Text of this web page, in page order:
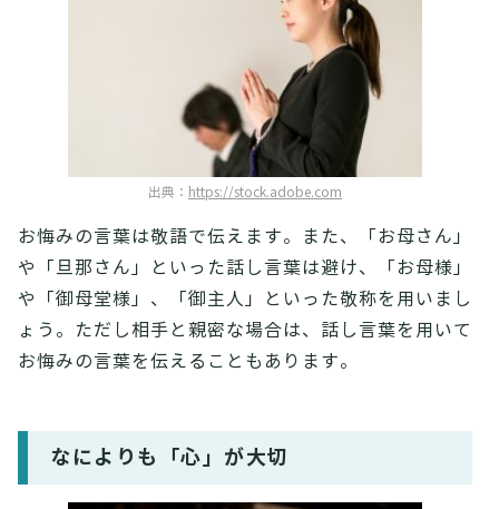
出典： https://stock.adobe.com
お悔みの言葉は敬語で伝えます。また、「お母さん」
や「旦那さん」といった話し言葉は避け、「お母様」
や「御母堂様」、「御主人」といった敬称を用いまし
ょう。ただし相手と親密な場合は、話し言葉を用いて
お悔みの言葉を伝えることもあります。
なによりも「心」が大切